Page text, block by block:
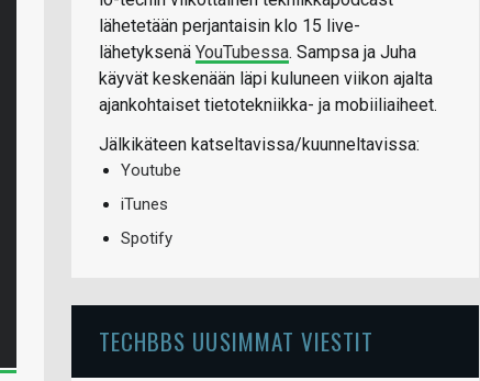
lähetetään perjantaisin klo 15 live-
lähetyksenä YouTubessa. Sampsa ja Juha
käyvät keskenään läpi kuluneen viikon ajalta
ajankohtaiset tietotekniikka- ja mobiiliaiheet.
Jälkikäteen katseltavissa/kuunneltavissa:
Youtube
iTunes
Spotify
TECHBBS UUSIMMAT VIESTIT